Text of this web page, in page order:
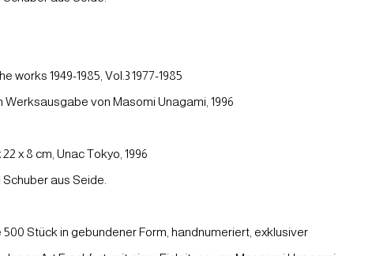
works 1949-1985, Vol.3 1977-1985
Werksausgabe von Masomi Unagami, 1996
22 x 8 cm, Unac Tokyo, 1996
aus Seide.
Stück in gebundener Form, handnumeriert, exklusiver